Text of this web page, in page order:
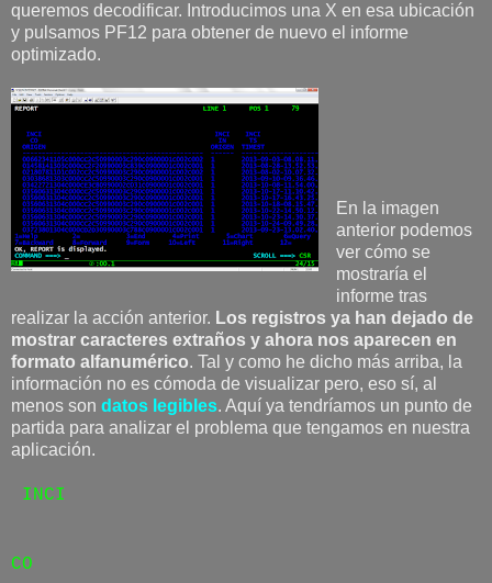
queremos decodificar. Introducimos una X en esa ubicación
y pulsamos PF12 para obtener de nuevo el informe
optimizado.
En la imagen
anterior podemos
ver cómo se
mostraría el
informe tras
realizar la acción anterior. Los registros ya han dejado de
mostrar caracteres extraños y ahora nos aparecen en
formato alfanumérico. Tal y como he dicho más arriba, la
información no es cómoda de visualizar pero, eso sí, al
menos son datos legibles. Aquí ya tendríamos un punto de
partida para analizar el problema que tengamos en nuestra
aplicación.
INCI
CO